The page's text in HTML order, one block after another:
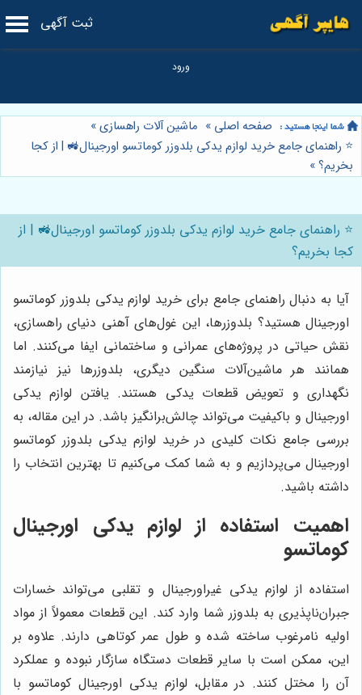
ثبت آگهی
صفحه اصلی » ماشین آلات راهسازی»
⭐️ راهنمای جامع خرید لوازم یدکی بلدوزر کوماتسو اورجینال🚜 | از کجا
بخریم؟»
⭐️ راهنمای جامع خرید لوازم یدکی بلدوزر کوماتسو اورجینال🚜 | از
کجا بخریم؟
آیا به دنبال راهنمای جامع برای خرید لوازم یدکی بلدوزر کوماتسو
اورجینال هستید؟ بلدوزرها، این غول‌های آهنی دنیای راهسازی،
نقش حیاتی در پروژه‌های عمرانی و ساختمانی ایفا می‌کنند. اما
همانند هر ماشین‌آلات سنگین دیگری، بلدوزرها نیز نیازمند
نگهداری و تعویض قطعات یدکی هستند. یافتن لوازم یدکی
اورجینال و باکیفیت می‌تواند چالش‌برانگیز باشد. در این مقاله، به
بررسی جامع نکات کلیدی در خرید لوازم یدکی بلدوزر کوماتسو
اورجینال می‌پردازیم و به شما کمک می‌کنیم تا بهترین انتخاب را
داشته باشید.
اهمیت استفاده از لوازم یدکی اورجینال
کوماتسو
استفاده از لوازم یدکی غیراورجینال و تقلبی می‌تواند خسارات
جبران‌ناپذیری به بلدوزر شما وارد کند. این قطعات معمولاً از مواد
اولیه نامرغوب ساخته شده و طول عمر کوتاهی دارند. علاوه بر
این، ممکن است با سایر قطعات دستگاه سازگار نبوده و عملکرد
آن را مختل کنند. در مقابل، لوازم یدکی اورجینال کوماتسو با